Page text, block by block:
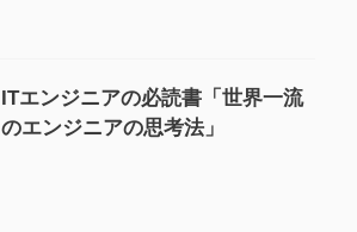
ITエンジニアの必読書「世界一流
のエンジニアの思考法」